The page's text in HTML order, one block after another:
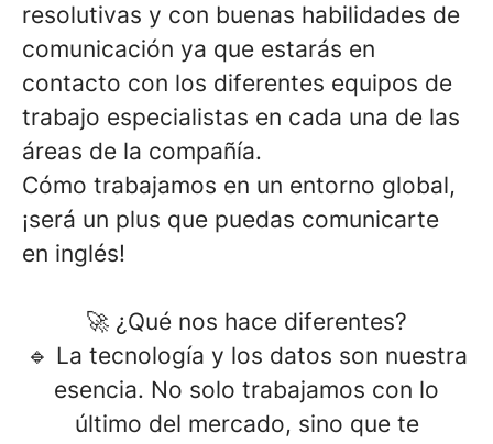
resolutivas y con buenas habilidades de
comunicación ya que estarás en
contacto con los diferentes equipos de
trabajo especialistas en cada una de las
áreas de la compañía.
Cómo trabajamos en un entorno global,
¡será un plus que puedas comunicarte
en inglés!
🚀 ¿Qué nos hace diferentes?
🔹 La tecnología y los datos son nuestra
esencia. No solo trabajamos con lo
último del mercado, sino que te